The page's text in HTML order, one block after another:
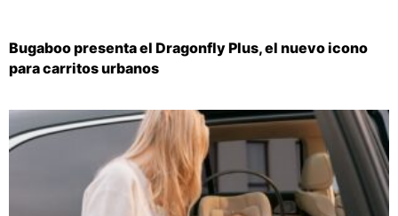
Bugaboo presenta el Dragonfly Plus, el nuevo icono
para carritos urbanos